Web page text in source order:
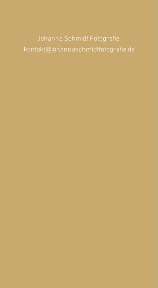
Johanna Schmidt Fotografie
kontakt@johannaschmidtfotografie.de